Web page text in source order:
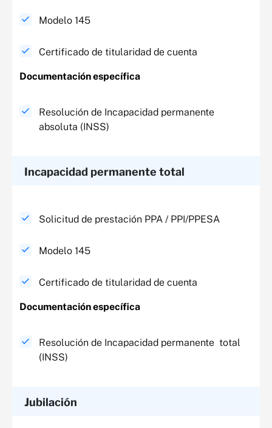
Modelo 145
Certificado de titularidad de cuenta
Documentación específica​
Resolución de Incapacidad permanente
absoluta (INSS) ​
Incapacidad permanente total​
Solicitud de prestación PPA / PPI/PPESA
Modelo 145
Certificado de titularidad de cuenta
Documentación específica​
Resolución de Incapacidad permanente total
(INSS)
Jubilación